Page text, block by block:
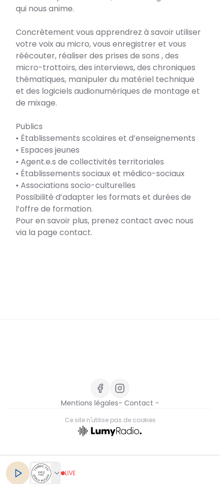
FR
qui nous anime.
Concrètement vous apprendrez à savoir utiliser
votre voix au micro, vous enregistrer et vous
réécouter, réaliser des prises de sons , des
micro-trottoirs, des interviews, des chroniques
thématiques, manipuler du matériel technique
et des logiciels audionumériques de montage et
de mixage.
Publics
• Établissements scolaires et d’enseignements
• Espaces jeunes
• Agent.e.s de collectivités territoriales
• Établissements sociaux et médico-sociaux
• Associations socio-culturelles
Possibilité d’adapter les formats et durées de
l’offre de formation.
Pour en savoir plus, prenez contact avec nous
Mentions légales- Contact -
Ce site n'utilise pas de cookies
LIVE